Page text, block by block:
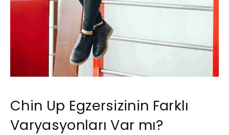
Chin Up Egzersizinin Farklı
Varyasyonları Var mı?